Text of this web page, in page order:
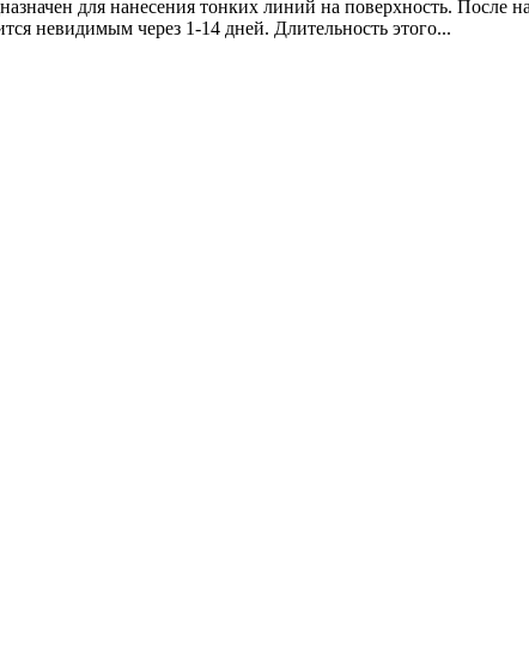
для нанесения тонких линий на поверхность. После
невидимым через 1-14 дней. Длительность этого...